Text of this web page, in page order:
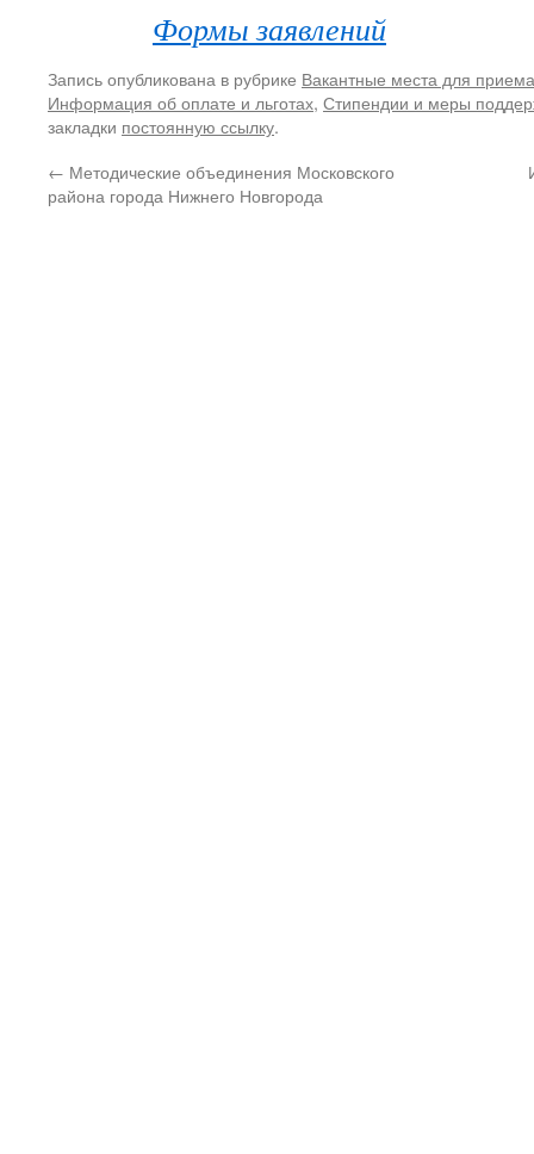
Формы заявлений
Запись опубликована в рубрике Вакантные места для
Информация об оплате и льготах, Стипендии и меры
закладки постоянную ссылку.
← Методические объединения Московского
района города Нижнего Новгорода